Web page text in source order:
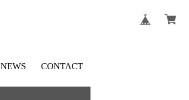
NEWS CONTACT